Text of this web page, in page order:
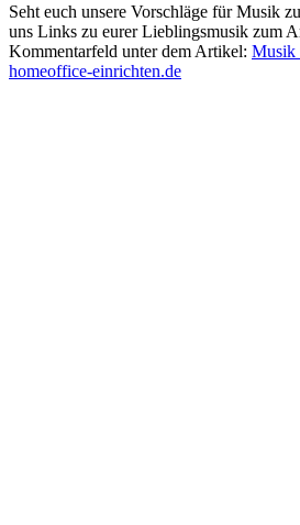
Seht euch unsere Vorschläge für Musik
uns Links zu eurer Lieblingsmusik zum
Kommentarfeld unter dem Artikel: Musik
homeoffice-einrichten.de